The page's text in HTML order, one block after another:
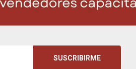
SUSCRIBIRME